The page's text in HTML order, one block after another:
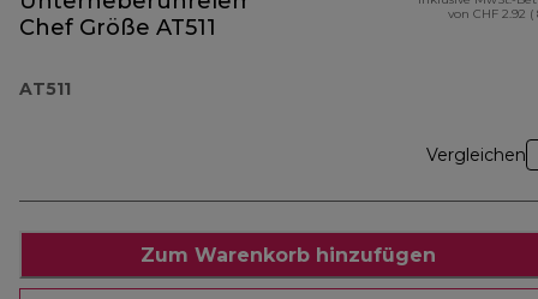
Chef Größe AT511
AT511
von CHF 2.92 (
Vergleichen
Zum Warenkorb hinzufügen